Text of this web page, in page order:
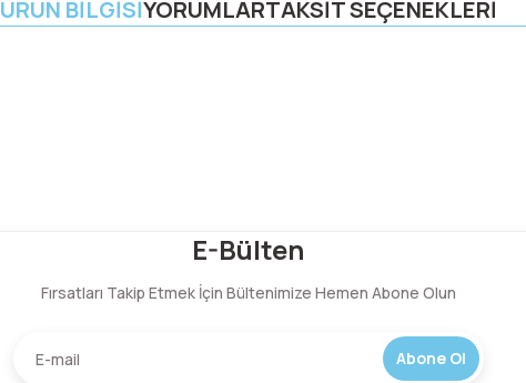
ÜRÜN BILGISIYORUMLARTAKSIT SEÇENEKLERI
Yorum Yaz
E-Bülten
Fırsatları Takip Etmek İçin Bültenimize Hemen Abone Olun
Abone Ol